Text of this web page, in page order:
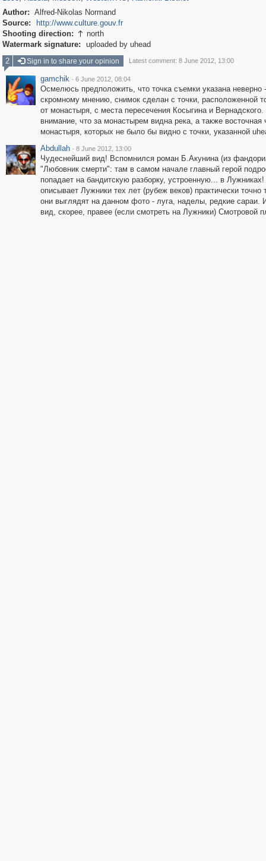
Author: Alfred-Nikolas Normand
Source:
http://www.culture.gouv.fr
Shooting direction:  north
Watermark signature:
uploaded by uhead
2
Sign in to share your opinion Latest comment: 8 June 2012, 13:00
gamchik · 6 June 2012, 08:04
Осмелюсь предположить, что точка съемки указана неверно
скромному мнению, снимок сделан с точки, расположенной
от монастыря, с места пересечения Косыгина и Вернадского.
внимание, что за монастырем видна река, а также восточная
монастыря, которых не было бы видно с точки, указанной
Abdullah · 8 June 2012, 13:00
Чудеснейший вид! Вспомнился роман Б.Акунина (из
"Любовник смерти": там в самом начале главный герой
попадает на бандитскую разборку, устроенную... в
описывает Лужники тех лет (рубеж веков) практически точно
они выглядят на данном фото - луга, наделы, редкие сараи.
вид, скорее, правее (если смотреть на Лужники) Смотровой